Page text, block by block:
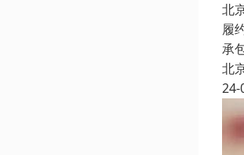
北
履
承
北
24-